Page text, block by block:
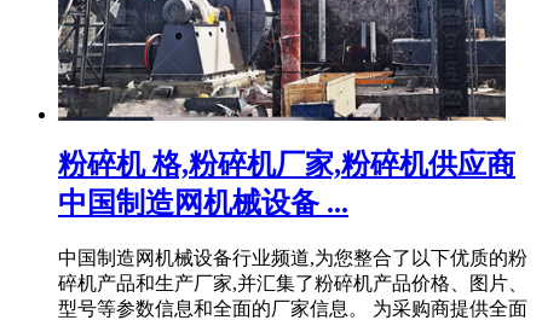
粉碎机 格,粉碎机厂家,粉碎机供应商
中国制造网机械设备 ...
中国制造网机械设备行业频道,为您整合了以下优质的粉
碎机产品和生产厂家,并汇集了粉碎机产品价格、图片、
型号等参数信息和全面的厂家信息。 为采购商提供全面